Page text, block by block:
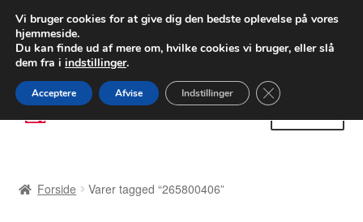
LEVERING fra 55 kr.
FEDEX verdensomspændende forsendelse
80 82 72 02
Spring
til
Spring
til
Betalinger
Forside Varer tagged “265800406”
Vi bruger cookies for at give dig den bedste oplevelse på vores
hjemmeside.
Du kan finde ud af mere om, hvilke cookies vi bruger, eller slå
dem fra i indstillinger.
Acceptere Afvise Indstillinger Close GDPR